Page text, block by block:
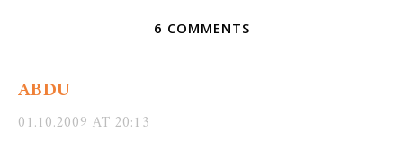
6 COMMENTS
ABDU
01.10.2009 AT 20:13